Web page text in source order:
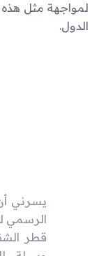
لمواجهة مثل هذه
الدول.
يسرني
الرسمي
قطر